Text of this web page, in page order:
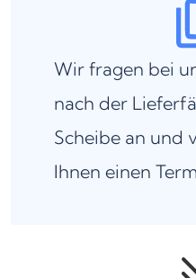
Wir fragen bei
nach der
Scheibe an und
Ihnen einen